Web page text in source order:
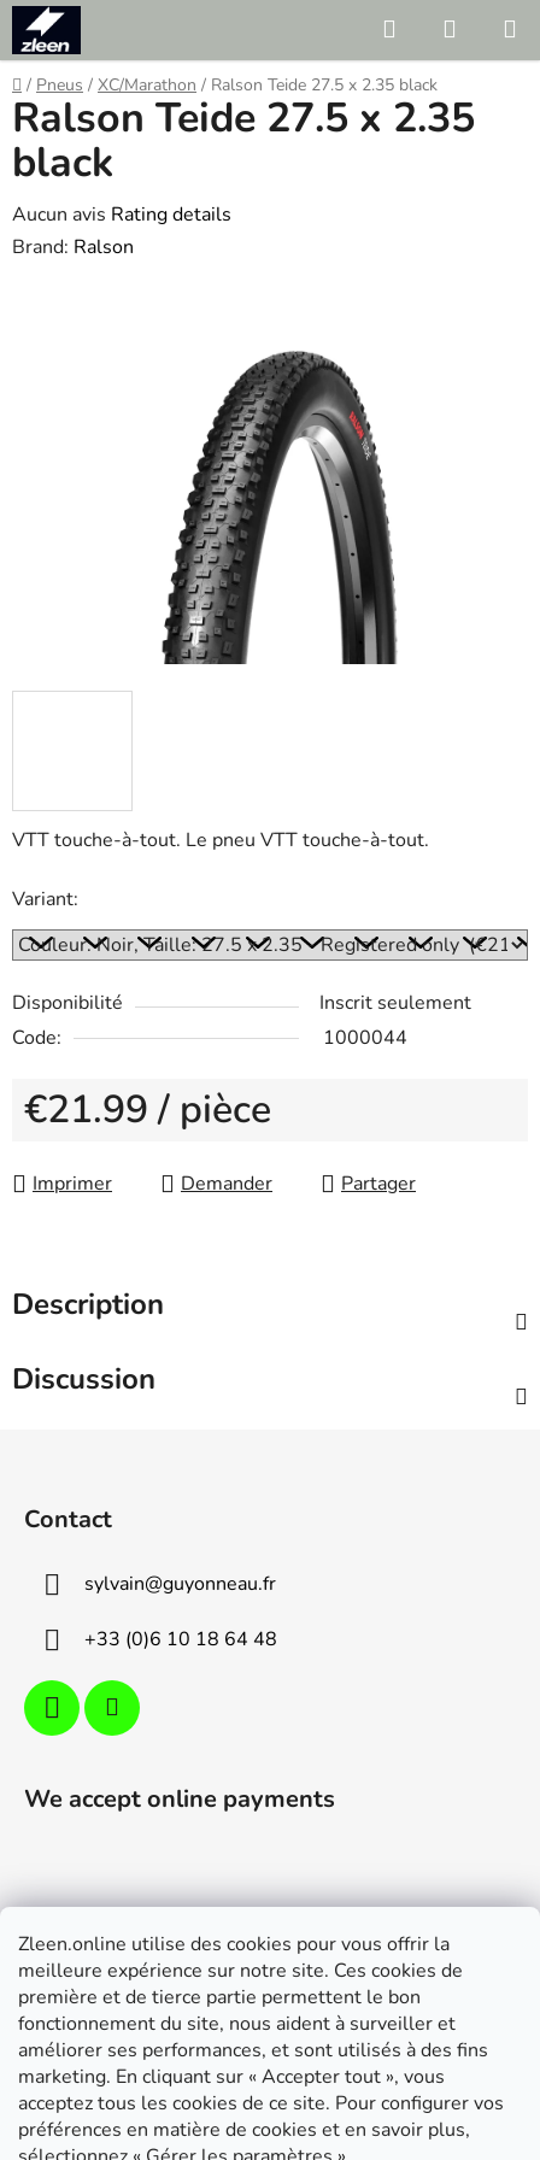
Zleen.online utilise des cookies pour vous offrir la
meilleure expérience sur notre site. Ces cookies de
première et de tierce partie permettent le bon
fonctionnement du site, nous aident à surveiller et
améliorer ses performances, et sont utilisés à des fins
marketing. En cliquant sur « Accepter tout », vous
acceptez tous les cookies de ce site. Pour configurer vos
préférences en matière de cookies et en savoir plus,
Skip
content
Search
CART
Home
/ Pneus / XC/Marathon / Ralson Teide 27.5 x 2.35 black
VTT touche-à-tout. Le pneu VTT touche-à-tout.
Variant:
Disponibilité
Inscrit seulement
Code:
1000044
€21.99/ pièce
Imprimer
Demander Partager
Ralson Teide 27.5 x 2.35
black
The
average
Aucun avis Rating details
Brand: Ralson
Description
Discussion
Contact
sylvain@guyonneau.fr
+33 (0)6 10 18 64 48
We accept online payments
Support
Modalités de livraison et paiement
Conditions générales de ventes
RGPD
Instructions de montage